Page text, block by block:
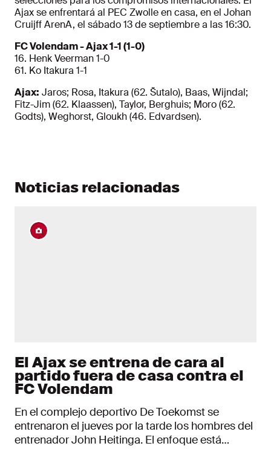
Ajax se enfrentará al PEC Zwolle en casa, en el Johan
Cruijff ArenA, el sábado 13 de septiembre a las 16:30.
FC Volendam - Ajax 1-1 (1-0)
16. Henk Veerman 1-0
61. Ko Itakura 1-1
Ajax: Jaros; Rosa, Itakura (62. Šutalo), Baas, Wijndal;
Fitz-Jim (62. Klaassen), Taylor, Berghuis; Moro (62.
Godts), Weghorst, Gloukh (46. Edvardsen).
Noticias relacionadas
El Ajax se entrena de cara al
partido fuera de casa contra el
FC Volendam
En el complejo deportivo De Toekomst se
entrenaron el jueves por la tarde los hombres del
entrenador John Heitinga. El enfoque está